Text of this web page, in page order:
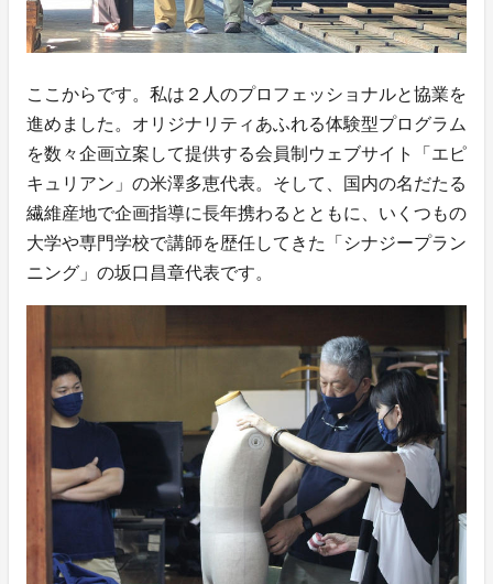
ここからです。私は２人のプロフェッショナルと協業を
進めました。オリジナリティあふれる体験型プログラム
を数々企画立案して提供する会員制ウェブサイト「エピ
キュリアン」の米澤多恵代表。そして、国内の名だたる
繊維産地で企画指導に長年携わるとともに、いくつもの
大学や専門学校で講師を歴任してきた「シナジープラン
ニング」の坂口昌章代表です。